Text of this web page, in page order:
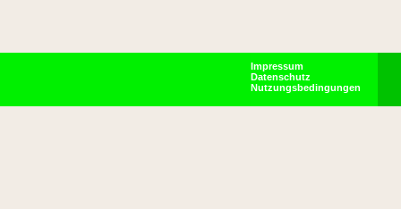
Impressum
Datenschutz
Nutzungsbedingungen